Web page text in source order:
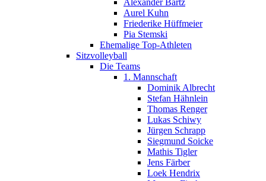
Aurel Kuhn
Friederike Hüffmeier
Pia Stemski
Ehemalige Top-Athleten
Sitzvolleyball
Die Teams
1. Mannschaft
Dominik Albrecht
Stefan Hähnlein
Thomas Renger
Lukas Schiwy
Jürgen Schrapp
Siegmund Soicke
Mathis Tigler
Jens Färber
Loek Hendrix